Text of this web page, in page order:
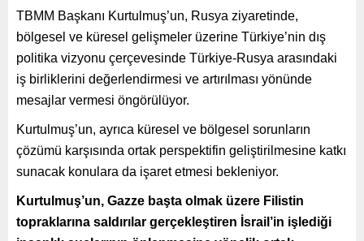
TBMM Başkanı Kurtulmuş’un, Rusya ziyaretinde,
bölgesel ve küresel gelişmeler üzerine Türkiye’nin dış
politika vizyonu çerçevesinde Türkiye-Rusya arasındaki
iş birliklerini değerlendirmesi ve artırılması yönünde
mesajlar vermesi öngörülüyor.
Kurtulmuş’un, ayrıca küresel ve bölgesel sorunların
çözümü karşısında ortak perspektifin geliştirilmesine katkı
sunacak konulara da işaret etmesi bekleniyor.
Kurtulmuş’un, Gazze başta olmak üzere Filistin
topraklarına saldırılar gerçekleştiren İsrail’in işlediği